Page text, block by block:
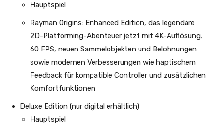
Hauptspiel
Rayman Origins: Enhanced Edition, das legendäre
2D-Platforming-Abenteuer jetzt mit 4K-Auflösung,
60 FPS, neuen Sammelobjekten und Belohnungen
sowie modernen Verbesserungen wie haptischem
Feedback für kompatible Controller und zusätzlichen
Komfortfunktionen
Deluxe Edition (nur digital erhältlich)
Hauptspiel